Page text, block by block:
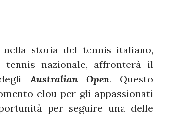
storia del tennis italiano,
nazionale, affronterà il
Australian Open. Questo
clou per gli appassionati
per seguire una delle